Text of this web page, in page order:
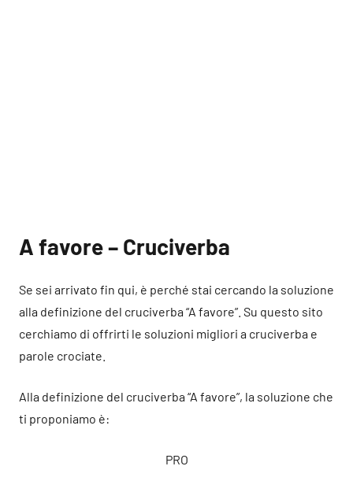
A favore – Cruciverba
Se sei arrivato fin qui, è perché stai cercando la soluzione
alla definizione del cruciverba “A favore”. Su questo sito
cerchiamo di offrirti le soluzioni migliori a cruciverba e
parole crociate.
Alla definizione del cruciverba “A favore”, la soluzione che
ti proponiamo è:
PRO